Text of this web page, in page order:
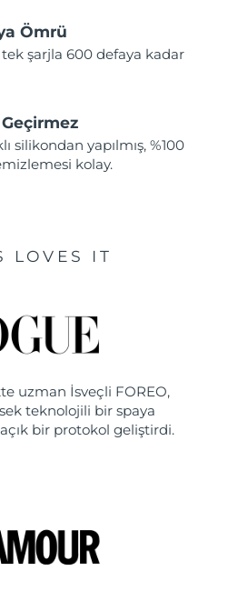
Ömrü
şarjla 600 defaya kadar
silikondan yapılmış, %100
kolay.
LOVES IT
uzman İsveçli FOREO,
teknolojili bir spaya
bir protokol geliştirdi.